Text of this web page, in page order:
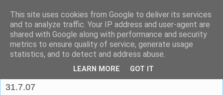
espoo
Pomáhat lidem je o to víc potěšující, když je to ve vlastním
zájmu. -- Richard Fish
31.7.07
This site uses cookies from Google to deliver its services
and to analyze traffic. Your IP address and user-agent are
shared with Google along with performance and security
metrics to ensure quality of service, generate usage
statistics, and to detect and address abuse.
LEARN MORE GOT IT